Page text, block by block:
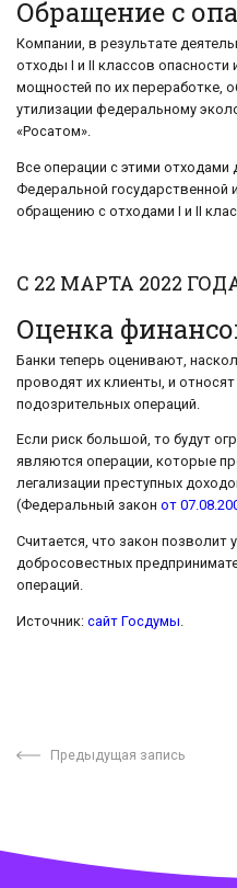
Обращение с
Компании, в результате
отходы I и II классов
мощностей по их переработке,
утилизации федеральному
«Росатом».
Все операции с этими
Федеральной государственной
обращению с отходами I и II
С 22 МАРТА 2022
Оценка
Банки теперь оценивают,
проводят их клиенты, и
подозрительных операций.
Если риск большой, то будут
являются операции, которые
легализации преступных
(Федеральный закон от
Считается, что закон позволит
добросовестных
операций.
Источник: сайт Госдумы.
Предыдущая запись